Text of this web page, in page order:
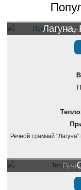
Лагуна,
Речной трамвай